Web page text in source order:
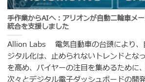
手作業からAIへ：アリオンが自動二輪車メ
統合を支援しました
Allion Labs 電気自動車の台頭により、
ジタル化は、止められないトレンドとな
を高め、バイヤーの注目を集めるために
次々とデジタル電子ダッシュボードの開